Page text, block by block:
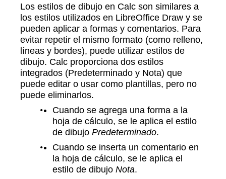
Los estilos de dibujo en Calc son similares a
los estilos utilizados en LibreOffice Draw y se
pueden aplicar a formas y comentarios. Para
evitar repetir el mismo formato (como relleno,
líneas y bordes), puede utilizar estilos de
dibujo. Calc proporciona dos estilos
integrados (Predeterminado y Nota) que
puede editar o usar como plantillas, pero no
puede eliminarlos.
Cuando se agrega una forma a la
hoja de cálculo, se le aplica el estilo
de dibujoPredeterminado.
Cuando se inserta un comentario en
la hoja de cálculo, se le aplica el
estilo de dibujoNota.